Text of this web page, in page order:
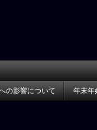
の影響について 年末年